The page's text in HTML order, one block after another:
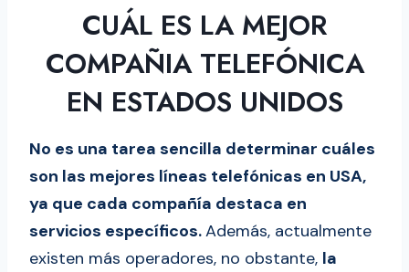
1. Verizon
Ventajas de contratar Verizon
Desventajas de contratar
Verizon
los inmigrantes y viajeros
2. T-Mobile
Ventajas de contratar T-Mobile
Desventajas de contratar T-
Mobile
CUÁL ES LA MEJOR
COMPAÑIA TELEFÓNICA
EN ESTADOS UNIDOS
No es una tarea sencilla determinar cuáles
son las mejores líneas telefónicas en USA,
ya que cada compañía destaca en
servicios específicos.Además, actualmente
existen más operadores, no obstante, la